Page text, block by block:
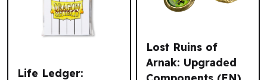
Life Ledger:
Lost Ruins of
Arnak: Upgraded